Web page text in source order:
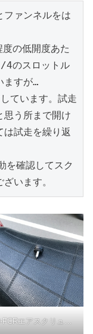
ファンネルをは
の低開度あた
4のスロットル
ますが…
ています。試走
思う所まで開け
は試走を繰り返
を確認してスク
います。
CBX1000-FCRエアスクリュー調整